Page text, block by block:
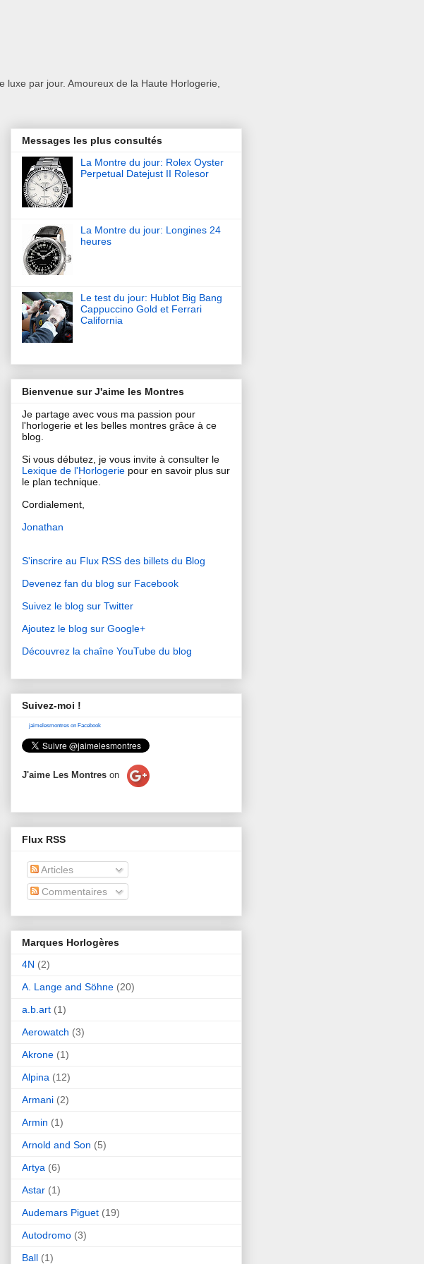
par jour. Amoureux de la Haute Horlogerie,
Messages les plus consultés
La Montre du jour: Rolex Oyster
Perpetual Datejust II Rolesor
La Montre du jour: Longines 24
heures
Le test du jour: Hublot Big Bang
Cappuccino Gold et Ferrari
California
Bienvenue sur J'aime les Montres
Je partage avec vous ma passion pour
l'horlogerie et les belles montres grâce à ce
blog.
Si vous débutez, je vous invite à consulter le
Lexique de l'Horlogerie pour en savoir plus sur
le plan technique.
Cordialement,
Jonathan
S'inscrire au Flux RSS des billets du Blog
Devenez fan du blog sur Facebook
Suivez le blog sur Twitter
Ajoutez le blog sur Google+
Découvrez la chaîne YouTube du blog
Suivez-moi !
jaimelesmontres on Facebook
J'aime Les Montres on
Flux RSS
Articles
Commentaires
Marques Horlogères
4N (2)
A. Lange and Söhne (20)
a.b.art (1)
Aerowatch (3)
Akrone (1)
Alpina (12)
Armani (2)
Armin (1)
Arnold and Son (5)
Artya (6)
Astar (1)
Audemars Piguet (19)
Autodromo (3)
Ball (1)